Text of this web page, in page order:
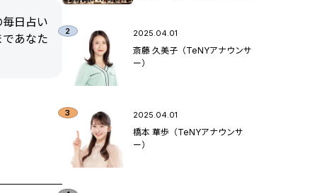
日占い
あなた
2025.04.01
斎藤 久美子（TeNYアナウンサ
ー）
2025.04.01
橋本 華歩（TeNYアナウンサ
ー）